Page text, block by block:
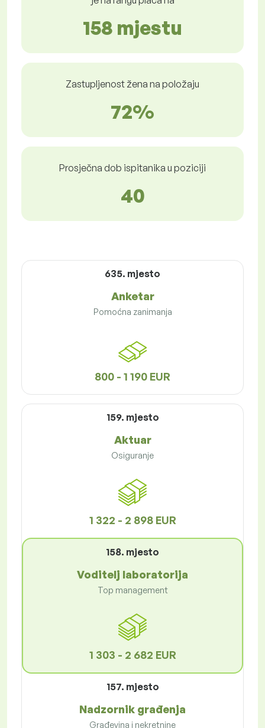
158 mjestu
Zastupljenost žena na položaju
72%
Prosječna dob ispitanika u poziciji
40
635. mjesto
Anketar
Pomoćna zanimanja
800 - 1 190 EUR
159. mjesto
Aktuar
Osiguranje
1 322 - 2 898 EUR
158. mjesto
Voditelj laboratorija
Top management
1 303 - 2 682 EUR
157. mjesto
Nadzornik građenja
Građevina i nekretnine